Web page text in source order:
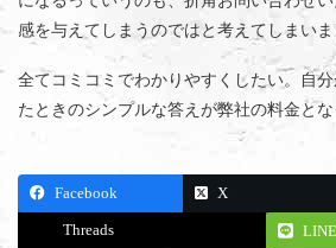
感を与えてしまうのではと考えてしまいま
全てコミコミでわかりやすくしたい。自
たときのシンプルな答えが弊社の料金と
Facebook X
Threads LINE